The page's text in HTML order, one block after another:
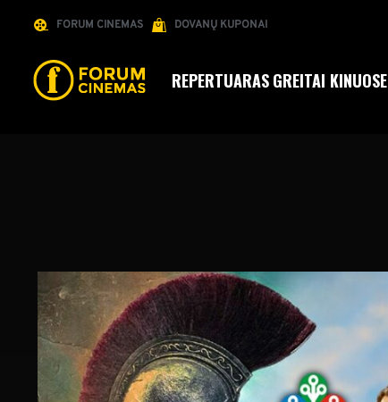
FORUM CINEMAS DOVANŲ KUPONAI
REPERTUARASGREITAI KINUOSE